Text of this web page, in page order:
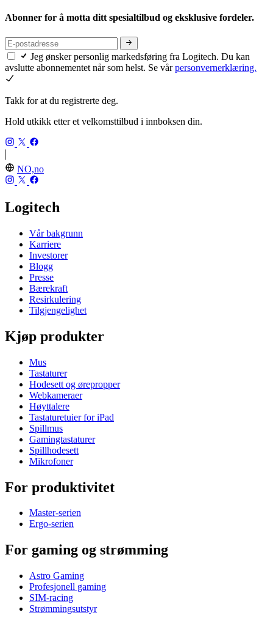
Abonner for å motta ditt spesialtilbud og eksklusive fordeler.
Jeg ønsker personlig markedsføring fra Logitech. Du kan
avslutte abonnementet når som helst. Se vårpersonvernerklæring.
Takk for at du registrerte deg.
Hold utkikk etter et velkomsttilbud i innboksen din.
NO,no
Logitech
Vår bakgrunn
Karriere
Investorer
Blogg
Presse
Bærekraft
Resirkulering
Tilgjengelighet
Kjøp produkter
Mus
Tastaturer
Hodesett og ørepropper
Webkameraer
Høyttalere
Tastaturetuier for iPad
Spillmus
Gamingtastaturer
Spillhodesett
Mikrofoner
For produktivitet
Master-serien
Ergo-serien
For gaming og strømming
Astro Gaming
Profesjonell gaming
SIM-racing
Strømmingsutstyr